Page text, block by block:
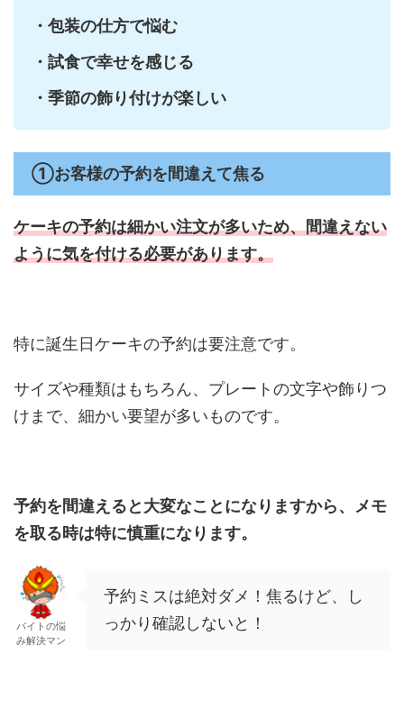
・包装の仕方で悩む
・試食で幸せを感じる
・季節の飾り付けが楽しい
①お客様の予約を間違えて焦る
ケーキの予約は細かい注文が多いため、間違えない
ように気を付ける必要があります。
特に誕生日ケーキの予約は要注意です。
サイズや種類はもちろん、プレートの文字や飾りつ
けまで、細かい要望が多いものです。
予約を間違えると大変なことになりますから、メモ
を取る時は特に慎重になります。
バイトの悩
み解決マン
予約ミスは絶対ダメ！焦るけど、し
っかり確認しないと！